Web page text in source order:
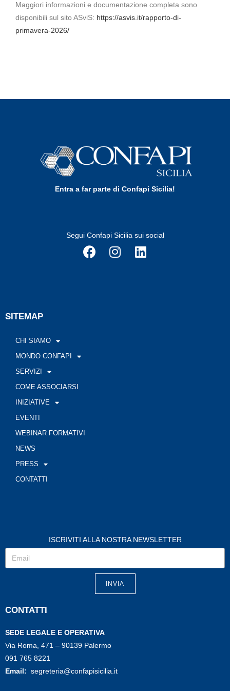
Maggiori informazioni e documentazione completa sono
disponibili sul sito ASviS: https://asvis.it/rapporto-di-
primavera-2026/
Entra a far parte di Confapi Sicilia!
Segui Confapi Sicilia sui social
SITEMAP
CHI SIAMO
MONDO CONFAPI
SERVIZI
COME ASSOCIARSI
INIZIATIVE
EVENTI
WEBINAR FORMATIVI
NEWS
PRESS
CONTATTI
ISCRIVITI ALLA NOSTRA NEWSLETTER
INVIA
CONTATTI
SEDE LEGALE E OPERATIVA
Via Roma, 471 – 90139 Palermo
091 765 8221
Email: segreteria@confapisicilia.it